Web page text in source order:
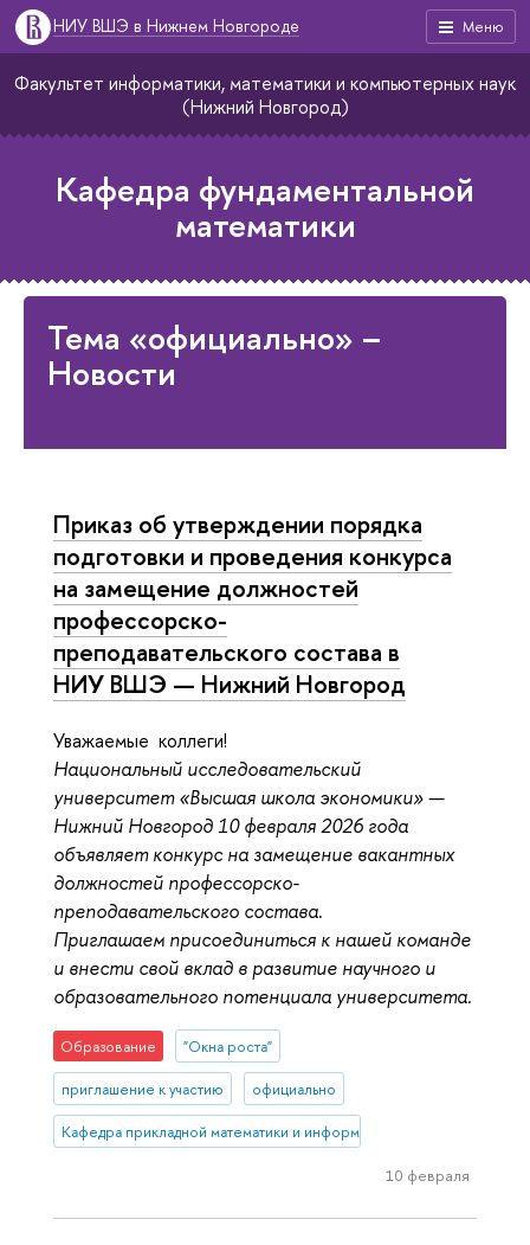
Меню
НИУ ВШЭ в Нижнем Новгороде
Факультет информатики, математики и компьютерных наук
(Нижний Новгород)
Кафедра фундаментальной
математики
Тема «официально» –
Новости
Приказ об утверждении порядка
подготовки и проведения конкурса
на замещение должностей
профессорско-
преподавательского состава в
НИУ ВШЭ — Нижний Новгород
Уважаемые коллеги!
Национальный исследовательский
университет «Высшая школа экономики» —
Нижний Новгород 10 февраля 2026 года
объявляет конкурс на замещение вакантных
должностей профессорско-
преподавательского состава.
Приглашаем присоединиться к нашей команде
и внести свой вклад в развитие научного и
образовательного потенциала университета.
Образование "Окна роста"
приглашение к участию официально
Кафедра прикладной математики и информатики (Нижний
10 февраля